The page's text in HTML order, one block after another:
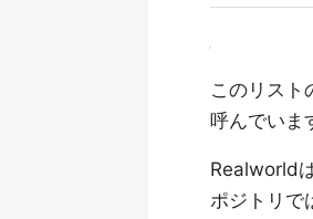
このリスト
呼んでいま
Realworld
ポジトリで